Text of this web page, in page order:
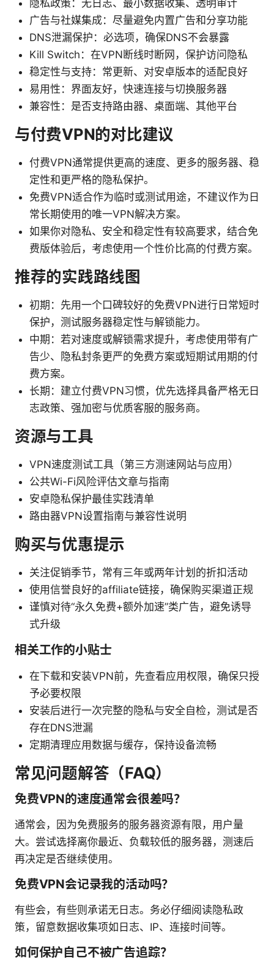
隐私政策：无日志、最小数据收集、透明审计
广告与社媒集成：尽量避免内置广告和分享功能
DNS泄漏保护：必选项，确保DNS不会暴露
Kill Switch：在VPN断线时断网，保护访问隐私
稳定性与支持：常更新、对安卓版本的适配良好
易用性：界面友好，快速连接与切换服务器
兼容性：是否支持路由器、桌面端、其他平台
与付费VPN的对比建议
付费VPN通常提供更高的速度、更多的服务器、稳
定性和更严格的隐私保护。
免费VPN适合作为临时或测试用途，不建议作为日
常长期使用的唯一VPN解决方案。
如果你对隐私、安全和稳定性有较高要求，结合免
费版体验后，考虑使用一个性价比高的付费方案。
推荐的实践路线图
初期：先用一个口碑较好的免费VPN进行日常短时
保护，测试服务器稳定性与解锁能力。
中期：若对速度或解锁需求提升，考虑使用带有广
告少、隐私封条更严的免费方案或短期试用期的付
费方案。
长期：建立付费VPN习惯，优先选择具备严格无日
志政策、强加密与优质客服的服务商。
资源与工具
VPN速度测试工具（第三方测速网站与应用）
公共Wi-Fi风险评估文章与指南
安卓隐私保护最佳实践清单
路由器VPN设置指南与兼容性说明
购买与优惠提示
关注促销季节，常有三年或两年计划的折扣活动
使用信誉良好的affiliate链接，确保购买渠道正规
谨慎对待“永久免费+额外加速”类广告，避免诱导
式升级
相关工作的小贴士
在下载和安装VPN前，先查看应用权限，确保只授
予必要权限
安装后进行一次完整的隐私与安全自检，测试是否
存在DNS泄漏
定期清理应用数据与缓存，保持设备流畅
常见问题解答（FAQ）
免费VPN的速度通常会很差吗？
通常会，因为免费服务的服务器资源有限，用户量
大。尝试选择离你最近、负载较低的服务器，测速后
再决定是否继续使用。
免费VPN会记录我的活动吗？
有些会，有些则承诺无日志。务必仔细阅读隐私政
策，留意数据收集项如日志、IP、连接时间等。
如何保护自己不被广告追踪？